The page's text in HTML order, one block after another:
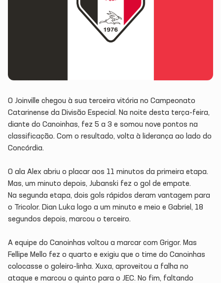
O Joinville chegou à sua terceira vitória no Campeonato
Catarinense da Divisão Especial. Na noite desta terça-feira,
diante do Canoinhas, fez 5 a 3 e somou nove pontos na
classificação. Com o resultado, volta à liderança ao lado do
Concórdia.
O ala Alex abriu o placar aos 11 minutos da primeira etapa.
Mas, um minuto depois, Jubanski fez o gol de empate.
Na segunda etapa, dois gols rápidos deram vantagem para
o Tricolor. Dian Luka logo a um minuto e meio e Gabriel, 18
segundos depois, marcou o terceiro.
A equipe do Canoinhas voltou a marcar com Grigor. Mas
Fellipe Mello fez o quarto e exigiu que o time do Canoinhas
colocasse o goleiro-linha. Xuxa, aproveitou a falha no
ataque e marcou o quinto para o JEC. No fim, faltando